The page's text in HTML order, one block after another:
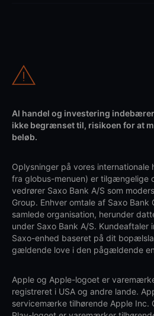
Al handel og investering
ikke begrænset til, risikoen for at
beløb.
Oplysninger på vores internationale
fra globus-menuen) er tilgængelige
vedrører Saxo Bank A/S som
Group. Enhver omtale af Saxo Bank
samlede organisation, herunder
under Saxo Bank A/S. Kundeaftaler
Saxo-enhed baseret på dit
gældende love i den pågældende
Apple og Apple-logoet er
registreret i USA og andre lande.
servicemærke tilhørende Apple Inc.